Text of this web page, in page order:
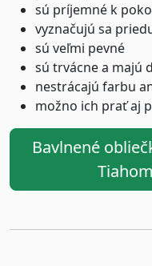
sú príjemné k
vyznačujú sa
sú veľmi pevné
sú trvácne a majú
nestrácajú farbu
možno ich prať aj
Bavlnené